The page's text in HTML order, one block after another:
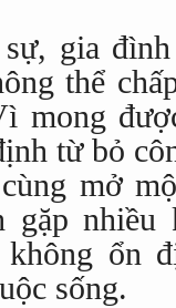
gia
thể
mong
từ bỏ
mở
gặp nhiều
không ổn
sống.